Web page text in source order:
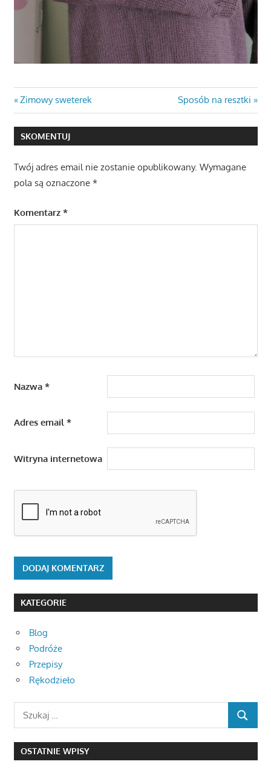
Nawigacja
wpisu
Previous
Post:
Zimowy sweterek
Next
Post:
Sposób na resztki
SKOMENTUJ
Twój adres email nie zostanie opublikowany. Wymagane
pola są oznaczone *
Komentarz *
Nazwa *
Adres email*
Witryna internetowa
KATEGORIE
Blog
Podróże
Przepisy
Rękodzieło
Search
for:
SEARCH
OSTATNIE WPISY